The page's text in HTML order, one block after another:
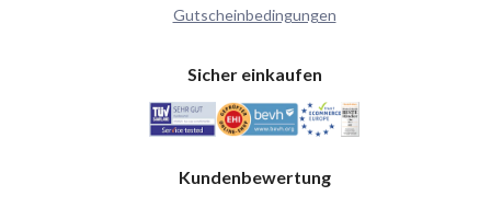
Gutscheinbedingungen
Sicher einkaufen
Kundenbewertung